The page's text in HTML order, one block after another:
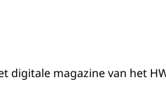
- December 2021
digitale magazine van het